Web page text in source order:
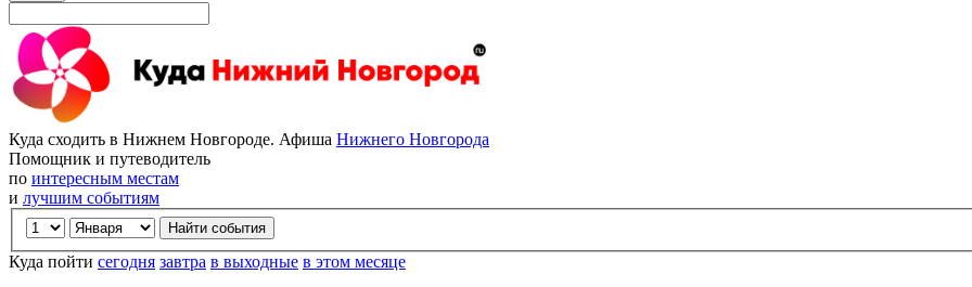
Куда сходить в Нижнем Новгороде. Афиша Нижнего Новгорода
Помощник и путеводитель
по интересным местам
и лучшим событиям
Куда пойти сегодня завтра в выходные в этом месяце